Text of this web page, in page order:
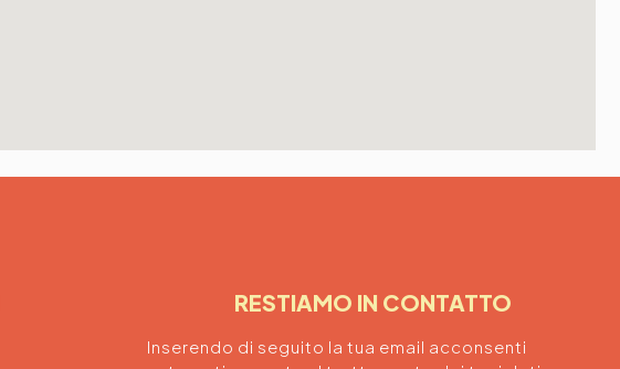
RESTIAMO IN CONTATTO
Inserendo di seguito la tua email acconsenti